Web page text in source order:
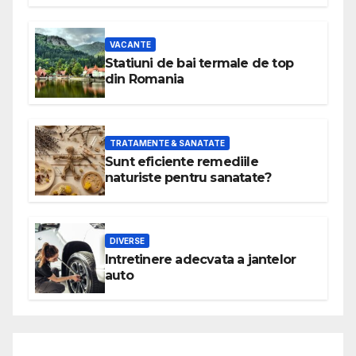
VACANTE
Statiuni de bai termale de top
din Romania
TRATAMENTE & SANATATE
Sunt eficiente remediile
naturiste pentru sanatate?
DIVERSE
Intretinere adecvata a jantelor
auto